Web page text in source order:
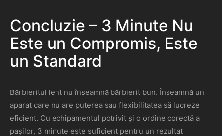
Concluzie – 3 Minute Nu
Este un Compromis, Este
un Standard
Bărbieritul lent nu înseamnă bărbierit bun. Înseamnă un
aparat care nu are puterea sau flexibilitatea să lucreze
eficient. Cu echipamentul potrivit și o ordine corectă a
pașilor, 3 minute este suficient pentru un rezultat